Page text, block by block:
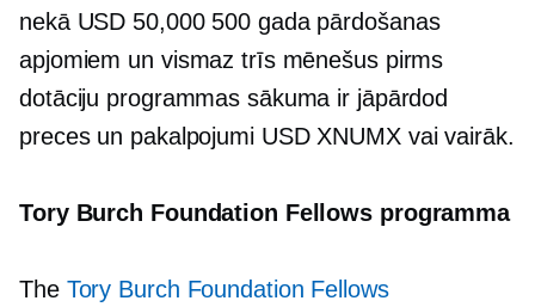
nekā USD 50,000 500 gada pārdošanas
apjomiem un vismaz trīs mēnešus pirms
dotāciju programmas sākuma ir jāpārdod
preces un pakalpojumi USD XNUMX vai vairāk.
Tory Burch Foundation Fellows programma
The Tory Burch Foundation Fellows